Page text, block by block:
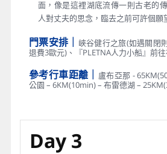
面，像是這裡湖底流傳一則古老的
人對丈夫的思念，臨去之前可許個願
門票安排｜ 峽谷健行之旅(如遇關閉
退費3歐元)、『PLETNA人力小船』前
參考行車距離｜ 盧布亞那 -
公園 – 6KM(10min) – 布雷德湖 –
Day 3